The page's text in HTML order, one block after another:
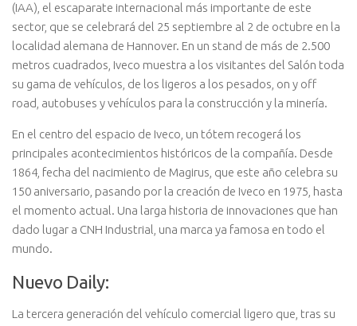
(IAA), el escaparate internacional más importante de este
sector, que se celebrará del 25 septiembre al 2 de octubre en la
localidad alemana de Hannover. En un stand de más de 2.500
metros cuadrados, Iveco muestra a los visitantes del Salón toda
su gama de vehículos, de los ligeros a los pesados, on y off
road, autobuses y vehículos para la construcción y la minería.
En el centro del espacio de Iveco, un tótem recogerá los
principales acontecimientos históricos de la compañía. Desde
1864, fecha del nacimiento de Magirus, que este año celebra su
150 aniversario, pasando por la creación de Iveco en 1975, hasta
el momento actual. Una larga historia de innovaciones que han
dado lugar a CNH Industrial, una marca ya famosa en todo el
mundo.
Nuevo Daily:
La tercera generación del vehículo comercial ligero que, tras su